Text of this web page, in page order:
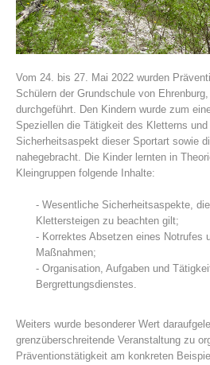
Bergrettungsstellen
Vom 24. bis 27. Mai 2022 wurden
Schülern der Grundschule von
durchgeführt. Den Kindern wurde zum
Speziellen die Tätigkeit des Kletterns
Sicherheitsaspekt dieser Sportart sowie
nahegebracht. Die Kinder lernten in
Kleingruppen folgende Inhalte:
- Wesentliche Sicherheitsaspekte,
Klettersteigen zu beachten gilt;
- Korrektes Absetzen eines Notrufes
Maßnahmen;
- Organisation, Aufgaben und
Bergrettungsdienstes.
Weiters wurde besonderer Wert
grenzüberschreitende Veranstaltung zu
Präventionstätigkeit am konkreten